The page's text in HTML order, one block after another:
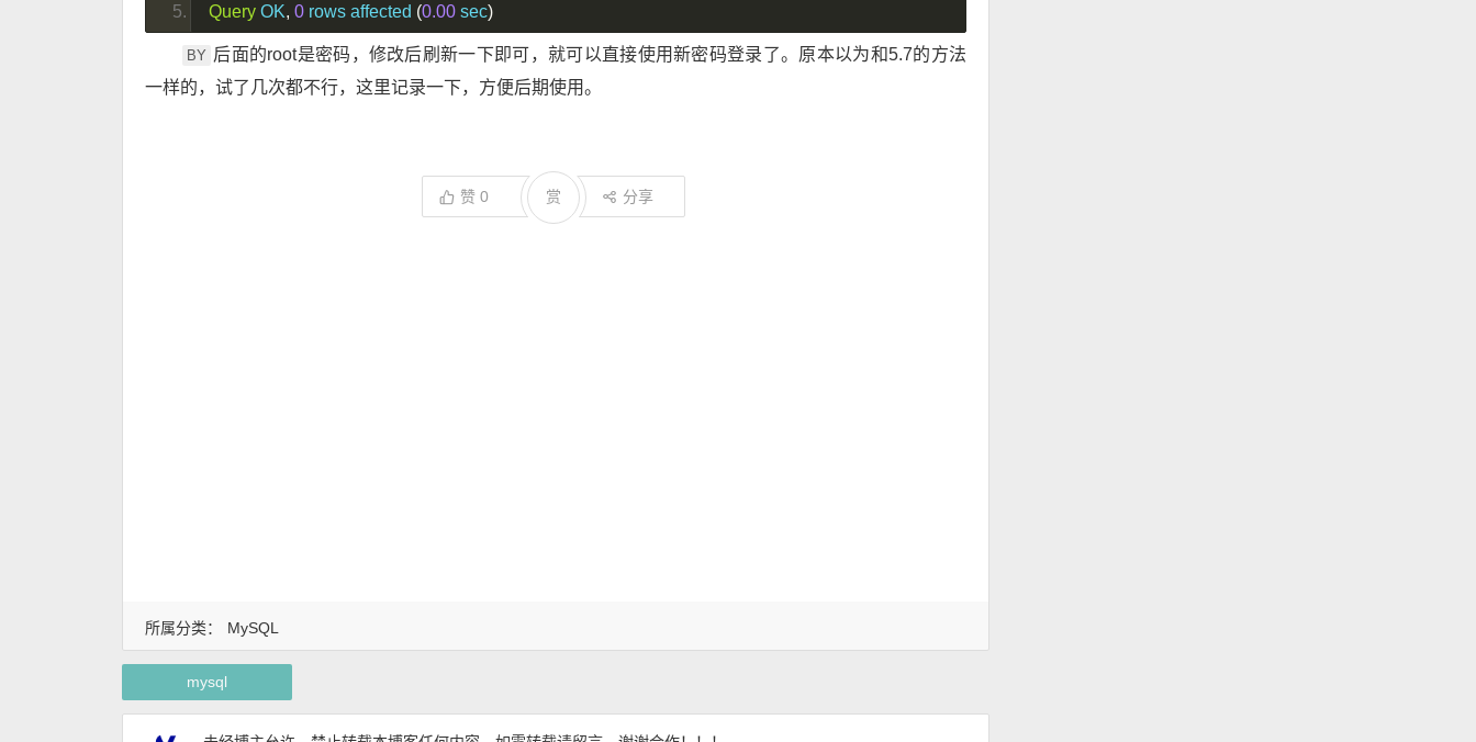
Query OK, 0 rows affected (0.00 sec)
BY 后面的root是密码，修改后刷新一下即可，就可以直接使用新密码登录了。原本以为和5.7的方法
一样的，试了几次都不行，这里记录一下，方便后期使用。
赞0 分享
赏
所属分类： MySQL
mysql